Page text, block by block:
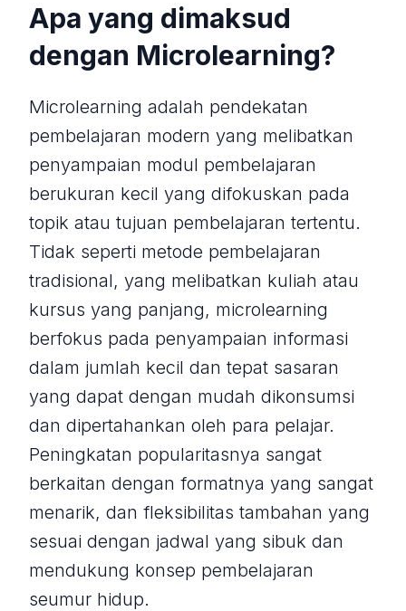
Apa yang dimaksud
dengan Microlearning?
Microlearning adalah pendekatan
pembelajaran modern yang melibatkan
penyampaian modul pembelajaran
berukuran kecil yang difokuskan pada
topik atau tujuan pembelajaran tertentu.
Tidak seperti metode pembelajaran
tradisional, yang melibatkan kuliah atau
kursus yang panjang, microlearning
berfokus pada penyampaian informasi
dalam jumlah kecil dan tepat sasaran
yang dapat dengan mudah dikonsumsi
dan dipertahankan oleh para pelajar.
Peningkatan popularitasnya sangat
berkaitan dengan formatnya yang sangat
menarik, dan fleksibilitas tambahan yang
sesuai dengan jadwal yang sibuk dan
mendukung konsep pembelajaran
seumur hidup.